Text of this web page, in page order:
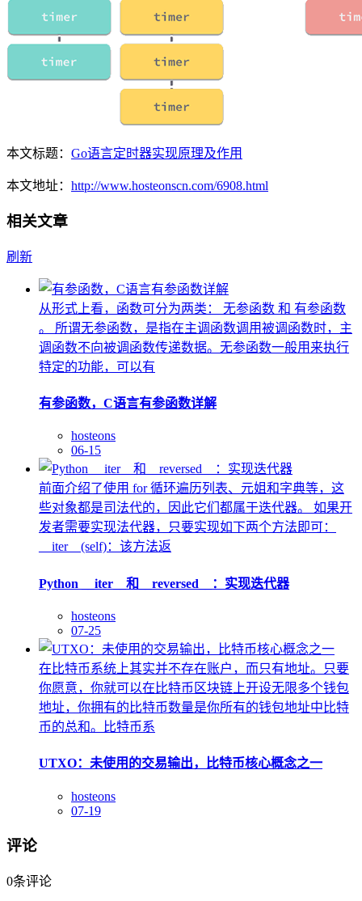
本文标题： Go语言定时器实现原理及作用
本文地址： http://www.hosteonscn.com/6908.html
相关文章
刷新
从形式上看，函数可分为两类： 无参函数 和 有参函数
。 所谓无参函数，是指在主调函数调用被调函数时，主
调函数不向被调函数传递数据。无参函数一般用来执行
特定的功能，可以有
有参函数，C语言有参函数详解
hosteons
06-15
前面介绍了使用 for 循环遍历列表、元姐和字典等，这
些对象都是司法代的，因此它们都属于迭代器。 如果开
发者需要实现法代器，只要实现如下两个方法即可：
__iter__(self)：该方法返
Python __iter__和__reversed__：实现迭代器
hosteons
07-25
在比特币系统上其实并不存在账户，而只有地址。只要
你愿意，你就可以在比特币区块链上开设无限多个钱包
地址，你拥有的比特币数量是你所有的钱包地址中比特
币的总和。比特币系
UTXO：未使用的交易输出，比特币核心概念之一
hosteons
07-19
评论
0条评论